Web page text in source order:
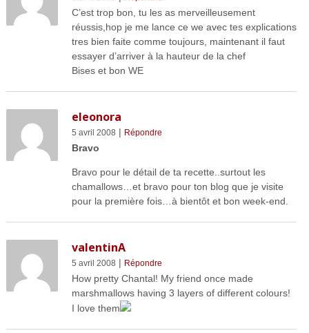
C’est trop bon, tu les as merveilleusement
réussis,hop je me lance ce we avec tes explications
tres bien faite comme toujours, maintenant il faut
essayer d’arriver à la hauteur de la chef
Bises et bon WE
eleonora
5 avril 2008 | Répondre
Bravo
Bravo pour le détail de ta recette..surtout les
chamallows…et bravo pour ton blog que je visite
pour la première fois…à bientôt et bon week-end.
valentinA
5 avril 2008 | Répondre
How pretty Chantal! My friend once made
marshmallows having 3 layers of different colours!
I love them